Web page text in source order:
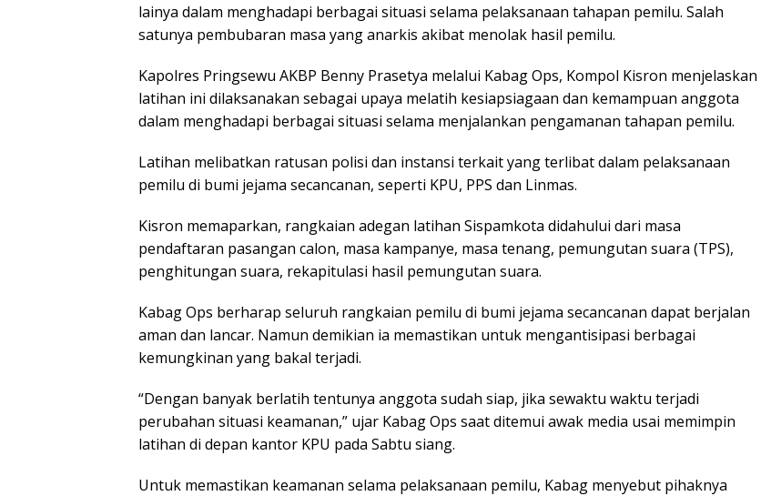
lainya dalam menghadapi berbagai situasi selama pelaksanaan tahapan pemilu. Salah
satunya pembubaran masa yang anarkis akibat menolak hasil pemilu.
Kapolres Pringsewu AKBP Benny Prasetya melalui Kabag Ops, Kompol Kisron menjelaskan
latihan ini dilaksanakan sebagai upaya melatih kesiapsiagaan dan kemampuan anggota
dalam menghadapi berbagai situasi selama menjalankan pengamanan tahapan pemilu.
Latihan melibatkan ratusan polisi dan instansi terkait yang terlibat dalam pelaksanaan
pemilu di bumi jejama secancanan, seperti KPU, PPS dan Linmas.
Kisron memaparkan, rangkaian adegan latihan Sispamkota didahului dari masa
pendaftaran pasangan calon, masa kampanye, masa tenang, pemungutan suara (TPS),
penghitungan suara, rekapitulasi hasil pemungutan suara.
Kabag Ops berharap seluruh rangkaian pemilu di bumi jejama secancanan dapat berjalan
aman dan lancar. Namun demikian ia memastikan untuk mengantisipasi berbagai
kemungkinan yang bakal terjadi.
“Dengan banyak berlatih tentunya anggota sudah siap, jika sewaktu waktu terjadi
perubahan situasi keamanan,” ujar Kabag Ops saat ditemui awak media usai memimpin
latihan di depan kantor KPU pada Sabtu siang.
Untuk memastikan keamanan selama pelaksanaan pemilu, Kabag menyebut pihaknya